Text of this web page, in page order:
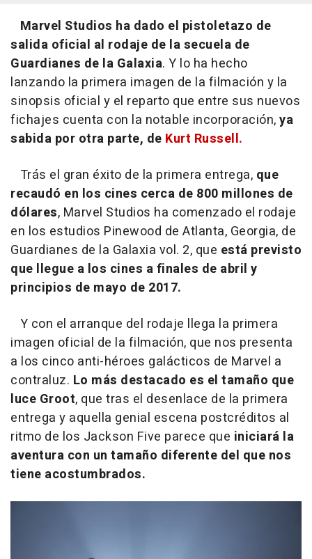
Marvel Studios ha dado el pistoletazo de
salida oficial al rodaje de la secuela de
Guardianes de la Galaxia. Y lo ha hecho
lanzando la primera imagen de la filmación y la
sinopsis oficial y el reparto que entre sus nuevos
fichajes cuenta con la notable incorporación,ya
sabida por otra parte, de Kurt Russell.
Trás el gran éxito de la primera entrega, que
recaudó en los cines cerca de 800 millones de
dólares, Marvel Studios ha comenzado el rodaje
en los estudios Pinewood de Atlanta, Georgia, de
Guardianes de la Galaxia vol. 2, que está previsto
que llegue a los cines a finales de abril y
principios de mayo de 2017.
Y con el arranque del rodaje llega la primera
imagen oficial de la filmación, que nos presenta
a los cinco anti-héroes galácticos de Marvel a
contraluz. Lo más destacado es el tamaño que
luce Groot, que tras el desenlace de la primera
entrega y aquella genial escena postcréditos al
ritmo de los Jackson Five parece que iniciará la
aventura con un tamaño diferente del que nos
tiene acostumbrados.